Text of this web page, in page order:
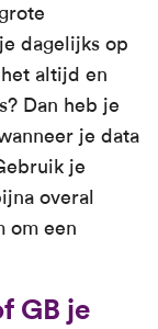
dagelijks op
altijd en
Dan heb je
je data
je
overal
om een
GB je